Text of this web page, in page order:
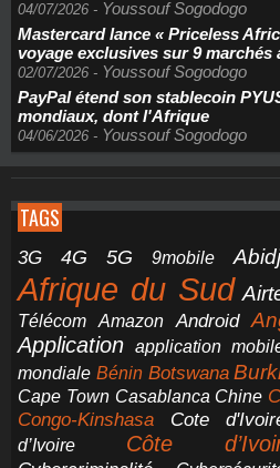
04/07/2026 - Youssouf Sogodogo
Mastercard lance « Priceless
voyage exclusives sur 9 marchés
02/07/2026 - Youssouf Sogodogo
PayPal étend son stablecoin
mondiaux, dont l'Afrique
04/06/2026 - Youssouf Sogodogo
TAGS
3G 4G 5G 9mobile
Afrique du Sud
Télécom
Amazon Android
Application application
mondiale Bénin Botswana
Cape Town Casablanca Chine
Congo-Kinshasa Cote
d’Ivoire
Côte